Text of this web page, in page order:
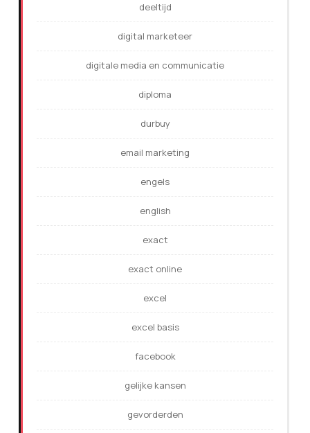
deeltijd
digital marketeer
digitale media en communicatie
diploma
durbuy
email marketing
engels
english
exact
exact online
excel
excel basis
facebook
gelijke kansen
gevorderden